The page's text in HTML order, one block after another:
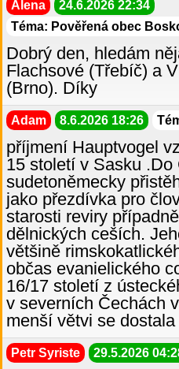
Alena
24.6.2026 22:34
Téma: Pověřená obec
Dobrý den, hledám
Flachsové (Třebíč) a
(Brno). Díky
Adam 8.6.2026 18:26
příjmení Hauptvogel
15 století v Sasku .Do
sudetoněmecky
jako přezdívka pro
starosti reviry
dělnických ceších.
většině
občas evanielického
16/17 století z
v severních Čechách
menší větvi se
Petr Syriste 29.5.2026